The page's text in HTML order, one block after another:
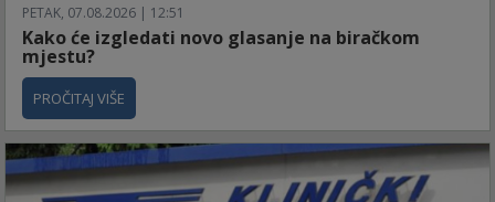
PETAK, 07.08.2026 | 12:51
Kako će izgledati novo glasanje na biračkom
mjestu?
PROČITAJ VIŠE